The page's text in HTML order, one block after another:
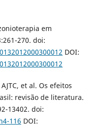
em
270. doi:
DOI:
et al. Os efeitos
revisão de literatura.
13402. doi:
116 DOI: